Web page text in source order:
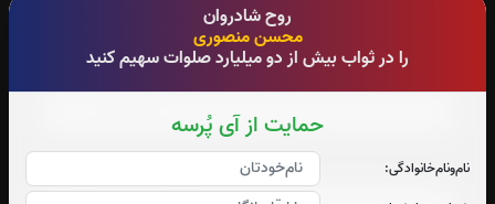
روح شادروان
محسن منصوری
را در ثواب بیش از دو میلیارد صلوات سهیم کنید
حمایت از آی پُرسه
نام‌و‌نام‌خانوادگی:
صوت جزء شماره 8
صوت جزء شماره 9